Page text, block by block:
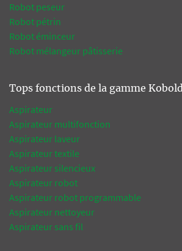
Robot peseur
Robot pétrin
Robot éminceur
Robot mélangeur pâtisserie
Tops fonctions de la gamme Kobold
Aspirateur
Aspirateur multifonction
Aspirateur laveur
Aspirateur textile
Aspirateur silencieux
Aspirateur robot
Aspirateur robot programmable
Aspirateur nettoyeur
Aspirateur sans fil